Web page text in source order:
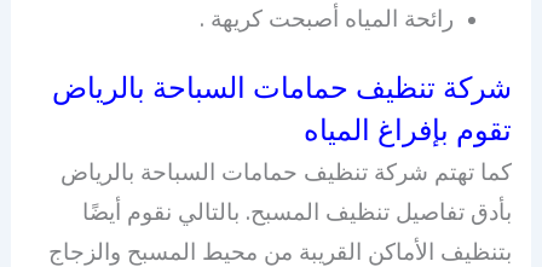
رائحة المياه أصبحت كريهة .
شركة تنظيف حمامات السباحة بالرياض
تقوم بإفراغ المياه
كما تهتم شركة تنظيف حمامات السباحة بالرياض
بأدق تفاصيل تنظيف المسبح. بالتالي نقوم أيضًا
بتنظيف الأماكن القريبة من محيط المسبح والزجاج